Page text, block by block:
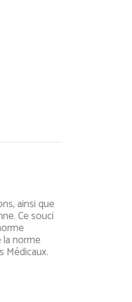
ainsi que
Ce souci
norme
Médicaux.